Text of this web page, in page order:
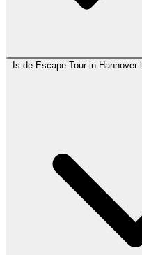
Is de Escape Tour in